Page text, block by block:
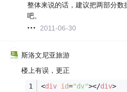
整体来说的话，建议把两部分数
吧。
2011-06-30
斯洛文尼亚旅游
楼上有误，更正
<div id="dv"></div>